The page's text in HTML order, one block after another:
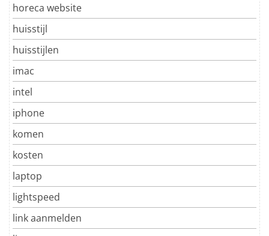
horeca website
huisstijl
huisstijlen
imac
intel
iphone
komen
kosten
laptop
lightspeed
link aanmelden